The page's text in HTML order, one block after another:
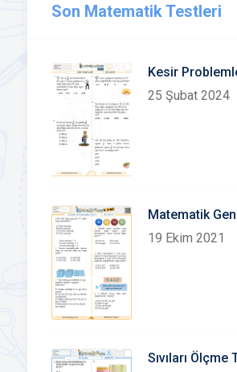
Son Matematik Testleri
Kesir
25 Şubat 2024
Matematik
19 Ekim 2021
Sıvıları Ölçme